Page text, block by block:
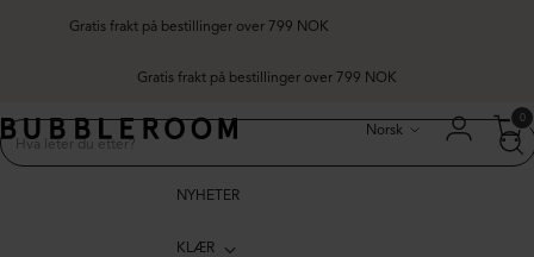
Gratis frakt på bestillinger over 799 NOK
Norsk
0
NYHETER
KLÆR